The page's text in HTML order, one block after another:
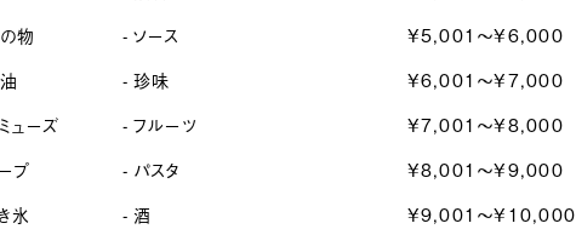
物
ソース
珍味
ューズ
フルーツ
プ
パスタ
氷
酒
¥5,001〜¥6,000
¥6,001〜¥7,000
¥7,001〜¥8,000
¥8,001〜¥9,000
¥9,001〜¥10,000